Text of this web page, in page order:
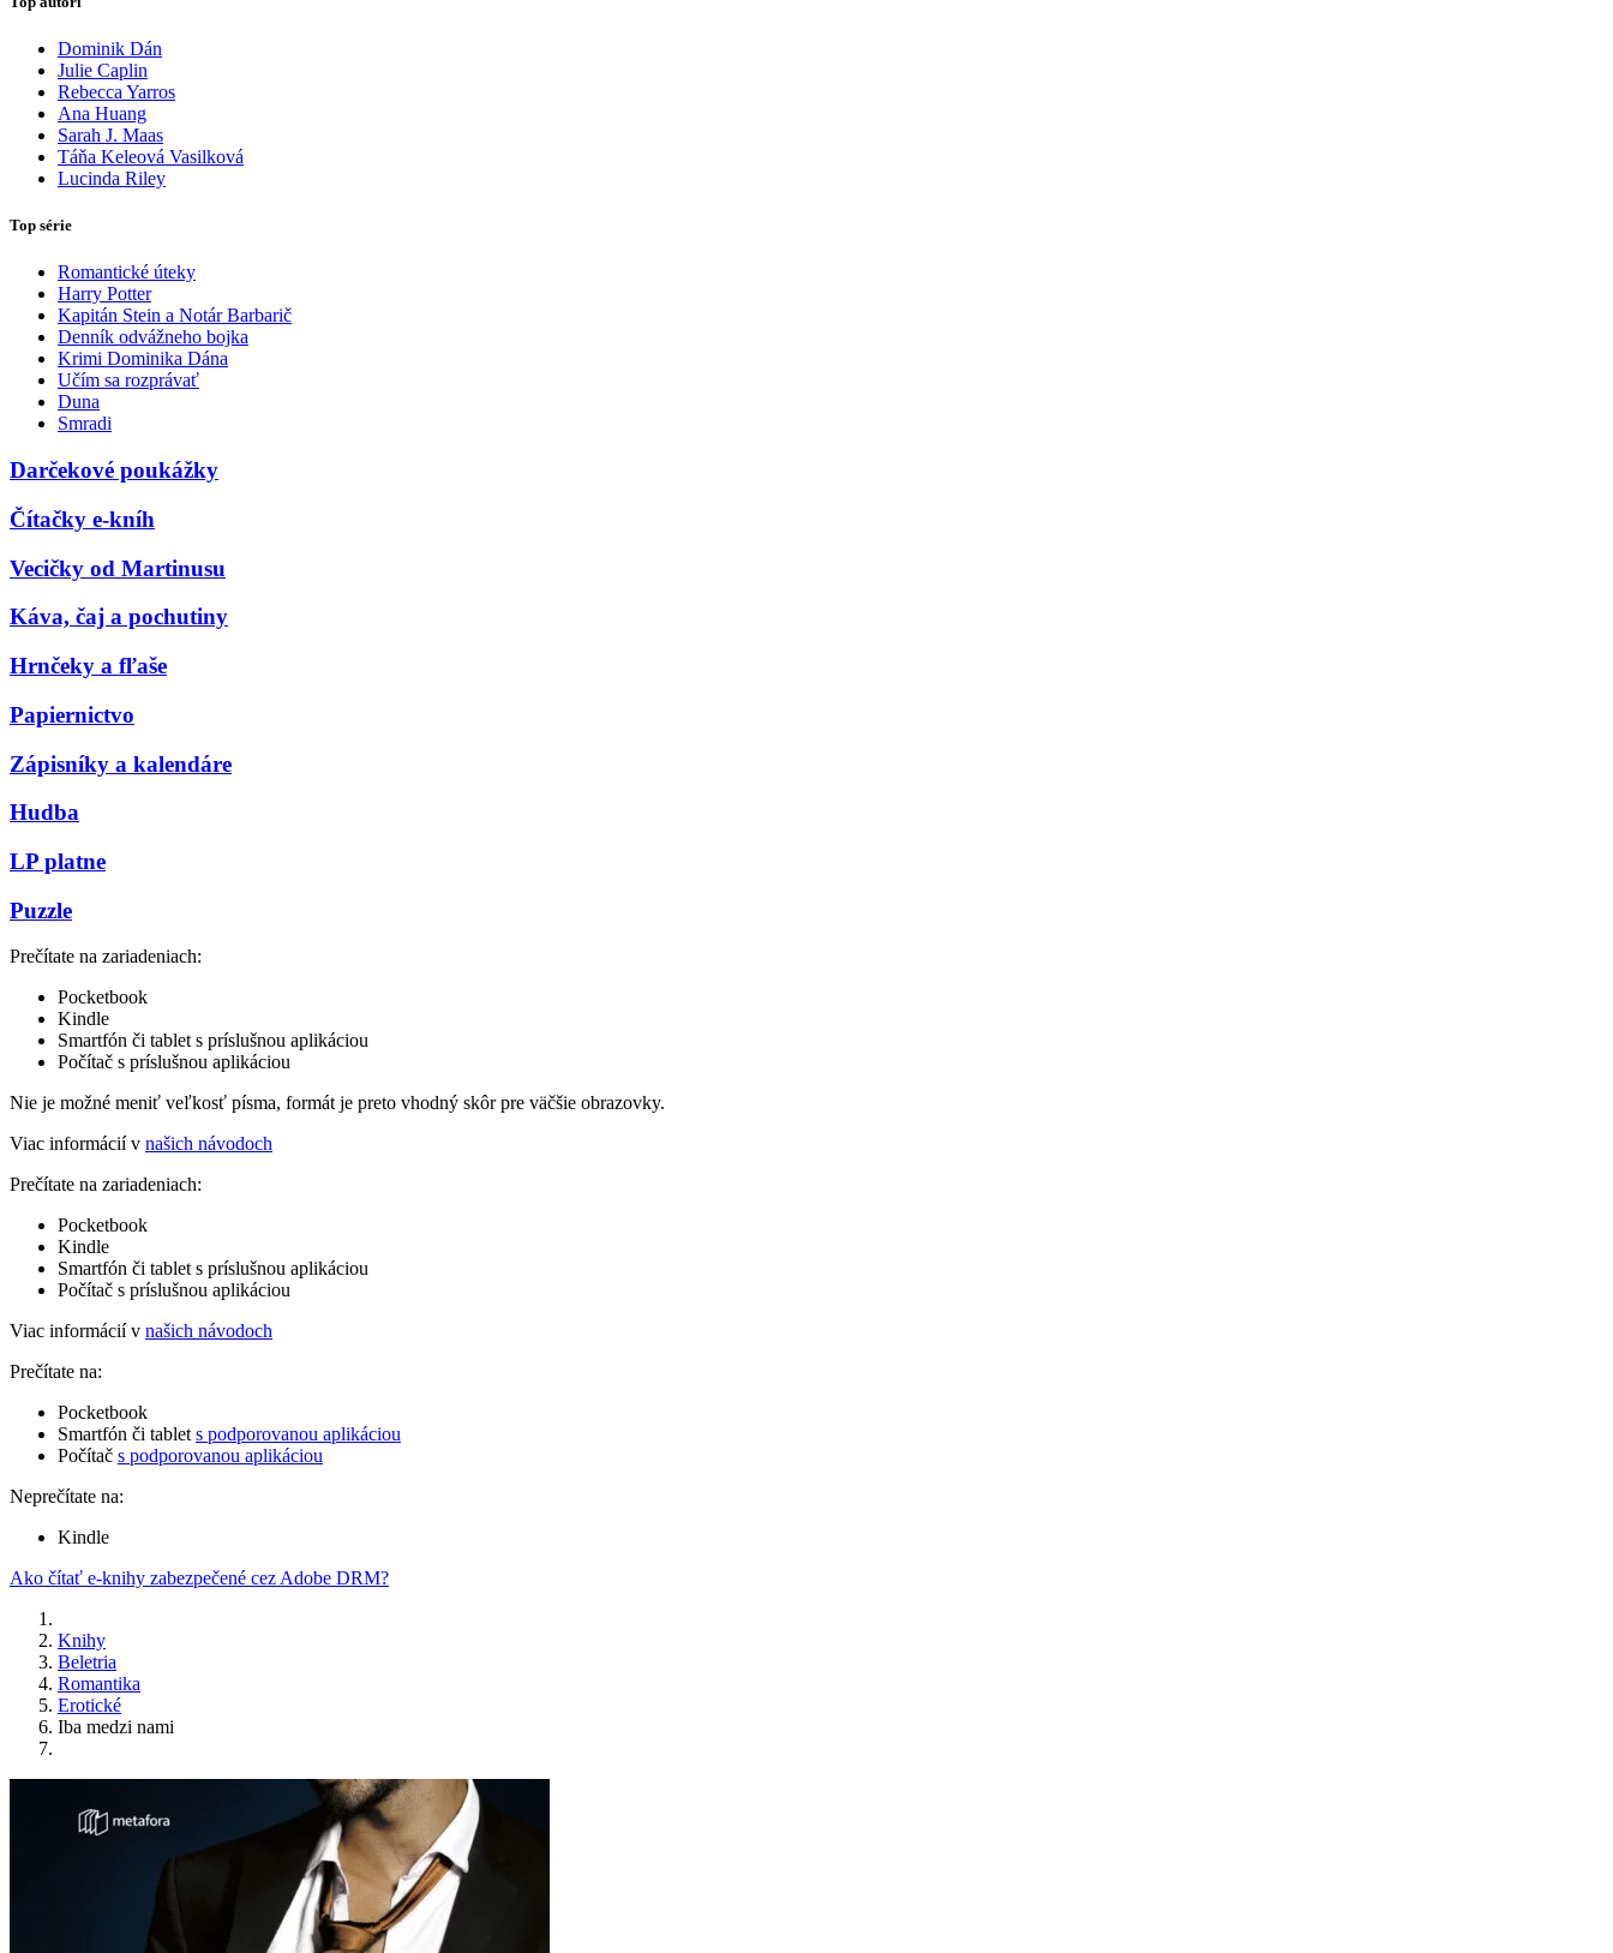
Dominik Dán
Julie Caplin
Rebecca Yarros
Ana Huang
Sarah J. Maas
Táňa Keleová Vasilková
Lucinda Riley
Top série
Romantické úteky
Harry Potter
Kapitán Stein a Notár Barbarič
Denník odvážneho bojka
Krimi Dominika Dána
Učím sa rozprávať
Duna
Smradi
Darčekové poukážky
Čítačky e-kníh
Vecičky od Martinusu
Káva, čaj a pochutiny
Hrnčeky a fľaše
Papiernictvo
Zápisníky a kalendáre
Hudba
LP platne
Puzzle
Prečítate na zariadeniach:
Pocketbook
Kindle
Smartfón či tablet s príslušnou aplikáciou
Počítač s príslušnou aplikáciou
Nie je možné meniť veľkosť písma, formát je preto vhodný skôr pre väčšie obrazovky.
Viac informácií v našich návodoch
Prečítate na zariadeniach:
Pocketbook
Kindle
Smartfón či tablet s príslušnou aplikáciou
Počítač s príslušnou aplikáciou
Viac informácií v našich návodoch
Prečítate na:
Pocketbook
Smartfón či tablet s podporovanou aplikáciou
Počítač s podporovanou aplikáciou
Neprečítate na:
Kindle
Ako čítať e-knihy zabezpečené cez Adobe DRM?
Knihy
Beletria
Romantika
Erotické
Iba medzi nami